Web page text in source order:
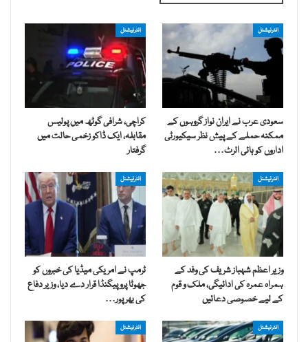
انٹرنیشنل
سعودی عرب نے ایران نواز گروہوں کے
ممکنہ حملے کے پیش نظر سیکیورٹی
اداروں کو ہائی الرٹ…
انٹرنیشنل
کراچی، شرافی گوٹھ میں پولیس
مقابلہ، ایک ڈاکو زخمی حالت میں
گرفتار
انٹرنیشنل
وزیر اعظم شہباز شریف کی وفد کے
ہمراہ عمرہ کی ادائیگی، ملک و قوم
کے لیے خصوصی دعائیں
انٹرنیشنل
ٹرمپ نے امریکی میڈیا کی خبروں کو
جھوٹا پروپیگنڈا قرار دے دیا، وزیر دفاع
کی بھرپور…
انٹرنیشنل انٹرنیشنل